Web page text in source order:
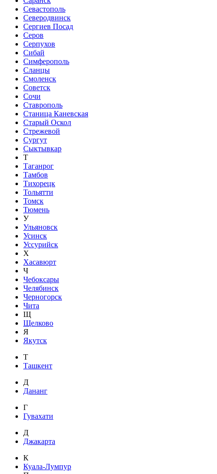
Севастополь
Северодвинск
Сергиев Посад
Серов
Серпухов
Сибай
Симферополь
Сланцы
Смоленск
Советск
Сочи
Ставрополь
Станица Каневская
Старый Оскол
Стрежевой
Сургут
Сыктывкар
Т
Таганрог
Тамбов
Тихорецк
Тольятти
Томск
Тюмень
У
Ульяновск
Усинск
Уссурийск
Х
Хасавюрт
Ч
Чебоксары
Челябинск
Черногорск
Чита
Щ
Щелково
Я
Якутск
Т
Ташкент
Д
Дананг
Г
Гувахати
Д
Джакарта
К
Куала-Лумпур